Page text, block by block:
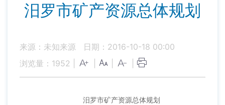
汨罗市矿产资源总体规划
来源：未知来源
日期：2016-10-18 00:00
浏览量： 1952
汨罗市矿产资源总体规划